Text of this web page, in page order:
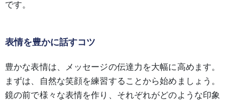
です。
表情を豊かに話すコツ
豊かな表情は、メッセージの伝達力を大幅に高めます。
まずは、自然な笑顔を練習することから始めましょう。
鏡の前で様々な表情を作り、それぞれがどのような印象